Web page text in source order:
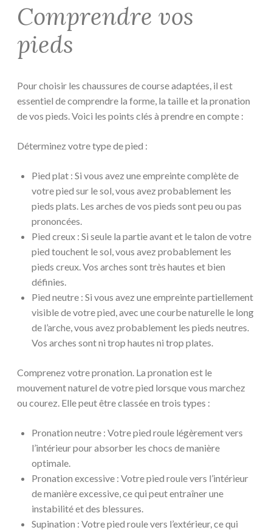
Comprendre vos
pieds
Pour choisir les chaussures de course adaptées, il est
essentiel de comprendre la forme, la taille et la pronation
de vos pieds. Voici les points clés à prendre en compte :
Déterminez votre type de pied :
Pied plat : Si vous avez une empreinte complète de
votre pied sur le sol, vous avez probablement les
pieds plats. Les arches de vos pieds sont peu ou pas
prononcées.
Pied creux : Si seule la partie avant et le talon de votre
pied touchent le sol, vous avez probablement les
pieds creux. Vos arches sont très hautes et bien
définies.
Pied neutre : Si vous avez une empreinte partiellement
visible de votre pied, avec une courbe naturelle le long
de l’arche, vous avez probablement les pieds neutres.
Vos arches sont ni trop hautes ni trop plates.
Comprenez votre pronation. La pronation est le
mouvement naturel de votre pied lorsque vous marchez
ou courez. Elle peut être classée en trois types :
Pronation neutre : Votre pied roule légèrement vers
l’intérieur pour absorber les chocs de manière
optimale.
Pronation excessive : Votre pied roule vers l’intérieur
de manière excessive, ce qui peut entraîner une
instabilité et des blessures.
Supination : Votre pied roule vers l’extérieur, ce qui